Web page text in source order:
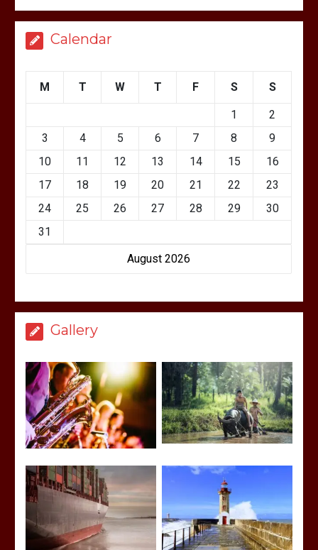
Calendar
August 2026
M T W T F S S
1
2
3
4 5 6 7 8
9
10
11 12 13 14 15
16
17
18 19 20 21 22
23
24
25 26 27 28 29
30
31
Gallery